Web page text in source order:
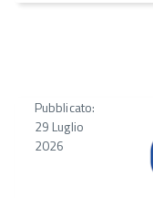
Pubblicato:
29 Luglio
2026